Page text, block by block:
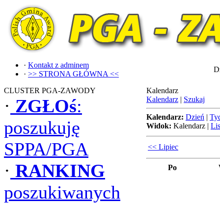
· Kontakt z adminem
· >> STRONA GŁÓWNA <<
CLUSTER PGA-ZAWODY
· ZGŁOś:
poszukuję
SPPA/PGA
· RANKING
poszukiwanych
Kalendarz
Kalendarz | Szukaj
Kalendarz: Dzień |
Widok: Kalendarz |
<< Lipiec
Po